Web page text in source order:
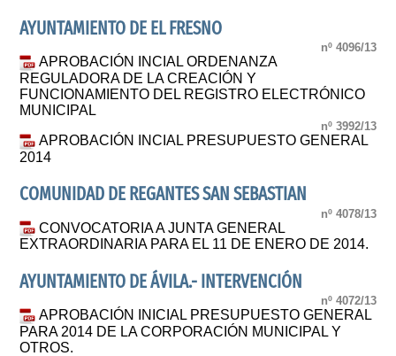
AYUNTAMIENTO DE EL FRESNO
nº 4096/13
APROBACIÓN INCIAL ORDENANZA
REGULADORA DE LA CREACIÓN Y
FUNCIONAMIENTO DEL REGISTRO ELECTRÓNICO
MUNICIPAL
nº 3992/13
APROBACIÓN INCIAL PRESUPUESTO GENERAL
2014
COMUNIDAD DE REGANTES SAN SEBASTIAN
nº 4078/13
CONVOCATORIA A JUNTA GENERAL
EXTRAORDINARIA PARA EL 11 DE ENERO DE 2014.
AYUNTAMIENTO DE ÁVILA.- INTERVENCIÓN
nº 4072/13
APROBACIÓN INICIAL PRESUPUESTO GENERAL
PARA 2014 DE LA CORPORACIÓN MUNICIPAL Y
OTROS.